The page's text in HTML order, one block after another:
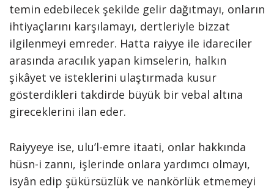
temin edebilecek şekilde gelir dağıtmayı, onların
ihtiyaçlarını karşılamayı, dertleriyle bizzat
ilgilenmeyi emreder. Hatta raiyye ile idareciler
arasında aracılık yapan kimselerin, halkın
şikâyet ve isteklerini ulaştırmada kusur
gösterdikleri takdirde büyük bir vebal altına
gireceklerini ilan eder.
Raiyyeye ise, ulu’l-emre itaati, onlar hakkında
hüsn-i zannı, işlerinde onlara yardımcı olmayı,
isyân edip şükürsüzlük ve nankörlük etmemeyi